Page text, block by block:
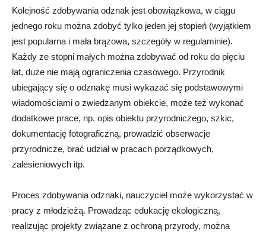
Kolejność zdobywania odznak jest obowiązkowa, w ciągu
jednego roku można zdobyć tylko jeden jej stopień (wyjątkiem
jest popularna i mała brązowa, szczegóły w regulaminie).
Każdy ze stopni małych można zdobywać od roku do pięciu
lat, duże nie mają ograniczenia czasowego. Przyrodnik
ubiegający się o odznakę musi wykazać się podstawowymi
wiadomościami o zwiedzanym obiekcie, może też wykonać
dodatkowe prace, np. opis obiektu przyrodniczego, szkic,
dokumentację fotograficzną, prowadzić obserwacje
przyrodnicze, brać udział w pracach porządkowych,
zalesieniowych itp.
Proces zdobywania odznaki, nauczyciel może wykorzystać w
pracy z młodzieżą. Prowadząc edukację ekologiczną,
realizując projekty związane z ochroną przyrody, można